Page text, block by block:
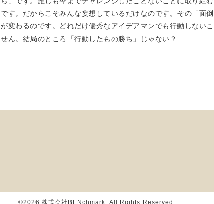
です。だからこそみんな妄想しているだけなのです。その「面
が変わるのです。どれだけ優秀なアイデアマンでも行動しない
せん。結局のところ「行動したもの勝ち」じゃない？
©2026 株式会社BENchmark . All Rights Reserved.